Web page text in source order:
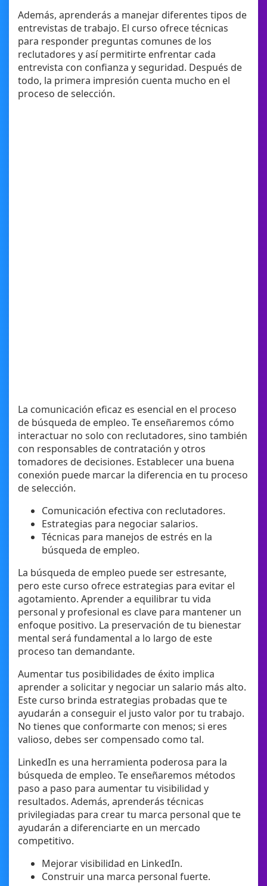
Además, aprenderás a manejar diferentes tipos de
entrevistas de trabajo. El curso ofrece técnicas
para responder preguntas comunes de los
reclutadores y así permitirte enfrentar cada
entrevista con confianza y seguridad. Después de
todo, la primera impresión cuenta mucho en el
proceso de selección.
La comunicación eficaz es esencial en el proceso
de búsqueda de empleo. Te enseñaremos cómo
interactuar no solo con reclutadores, sino también
con responsables de contratación y otros
tomadores de decisiones. Establecer una buena
conexión puede marcar la diferencia en tu proceso
de selección.
Comunicación efectiva con reclutadores.
Estrategias para negociar salarios.
Técnicas para manejos de estrés en la
búsqueda de empleo.
La búsqueda de empleo puede ser estresante,
pero este curso ofrece estrategias para evitar el
agotamiento. Aprender a equilibrar tu vida
personal y profesional es clave para mantener un
enfoque positivo. La preservación de tu bienestar
mental será fundamental a lo largo de este
proceso tan demandante.
Aumentar tus posibilidades de éxito implica
aprender a solicitar y negociar un salario más alto.
Este curso brinda estrategias probadas que te
ayudarán a conseguir el justo valor por tu trabajo.
No tienes que conformarte con menos; si eres
valioso, debes ser compensado como tal.
LinkedIn es una herramienta poderosa para la
búsqueda de empleo. Te enseñaremos métodos
paso a paso para aumentar tu visibilidad y
resultados. Además, aprenderás técnicas
privilegiadas para crear tu marca personal que te
ayudarán a diferenciarte en un mercado
competitivo.
Mejorar visibilidad en LinkedIn.
Construir una marca personal fuerte.